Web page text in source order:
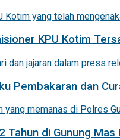
KPU Kotim
Pembakaran dan
Tahun di Gunung